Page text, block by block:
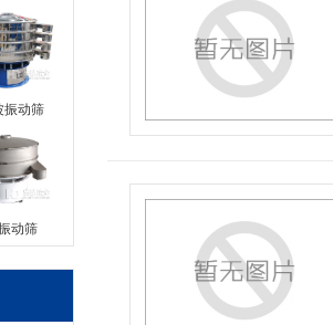
振动筛
动筛